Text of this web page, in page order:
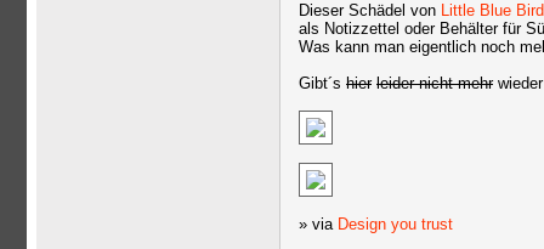
Dieser Schädel von Little Blue
als Notizzettel oder Behälter für
Was kann man eigentlich noch
Gibt´s hier leider nicht mehr
» via Design you trust